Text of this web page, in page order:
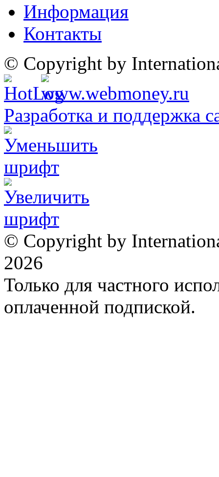
Информация
Контакты
© Copyright by
Разработка и поддержка
© Copyright by
2026
Только для частного
оплаченной подпиской.